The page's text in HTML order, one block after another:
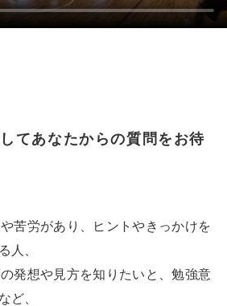
てあなたからの質問をお待
苦労があり、ヒントやきっかけを
人、
発想や見方を知りたいと、勉強意
ど、